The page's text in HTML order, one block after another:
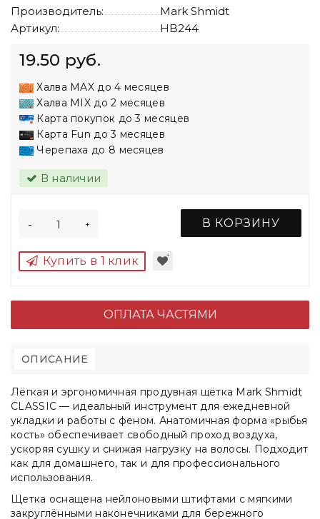
Производитель:
Mark Shmidt
Артикул:
HB244
19.50 руб.
Халва MAX до 4 месяцев
Халва MIX до 2 месяцев
Карта покупок до 3 месяцев
Карта Fun до 3 месяцев
Черепаха до 8 месяцев
В наличии
+
- В КОРЗИНУ
Купить в 1 клик
ОПЛАТА ЧАСТЯМИ
ОПИСАНИЕ
Лёгкая и эргономичная продувная щётка Mark Shmidt
CLASSIC — идеальный инструмент для ежедневной
укладки и работы с феном. Анатомичная форма «рыбья
кость» обеспечивает свободный проход воздуха,
ускоряя сушку и снижая нагрузку на волосы. Подходит
как для домашнего, так и для профессионального
использования.
Щетка оснащена нейлоновыми штифтами с мягкими
закруглёнными наконечниками для бережного